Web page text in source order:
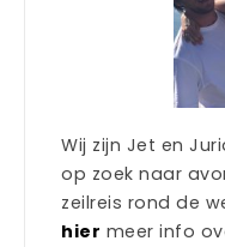
Wij zijn Jet en
op zoek naar
zeilreis rond de
hier meer info